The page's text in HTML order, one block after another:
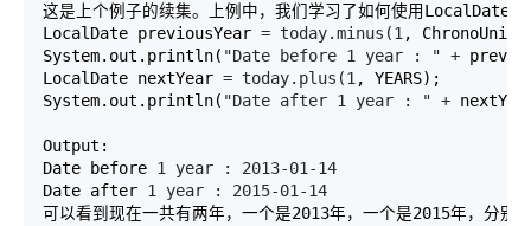
这是上个例子的续集。上例中，我们学习了如何使用LocalDate
LocalDate previousYear = today.minus(1 ,
System.out.println( "Date before 1 year : " +
LocalDate nextYear = today.plus(1 , YEARS);
System.out.println( "Date after 1 year : " +
Output:
Date before 1 year : 2013-01-14
Date after 1 year : 2015-01-14
可以看到现在一共有两年，一个是2013年，一个是2015年，分别